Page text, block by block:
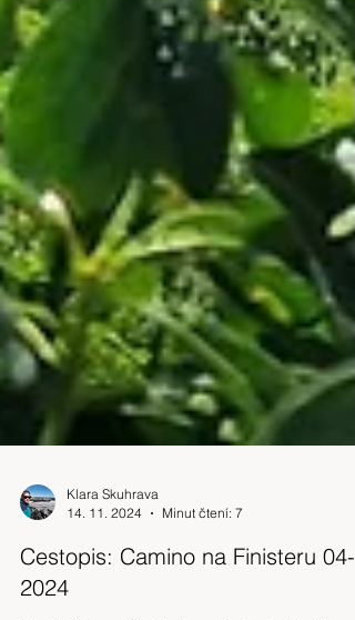
14. 11. 2024
Minut čtení: 7
Cestopis: Camino na Finisteru 04-